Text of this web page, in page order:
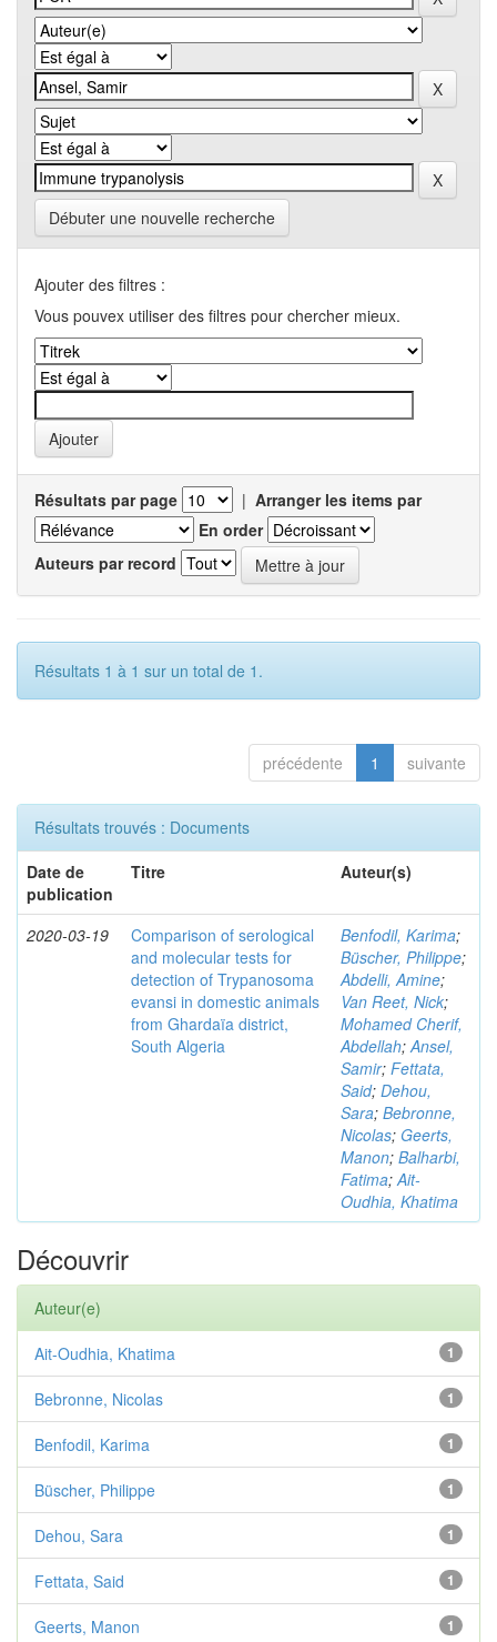
Débuter une nouvelle recherche
Ajouter des filtres :
Vous pouvex utiliser des filtres pour chercher mieux.
Résultats par page | Arranger les items par
En order
Auteurs par record
Résultats 1 à 1 sur un total de 1.
précédente 1 suivante
Résultats trouvés : Documents
Date de
publication
Titre Auteur(s)
2020-03-19
Comparison of serological
and molecular tests for
detection of Trypanosoma
evansi in domestic animals
from Ghardaïa district,
South Algeria
Benfodil, Karima;
Büscher, Philippe;
Abdelli, Amine;
Van Reet, Nick;
Mohamed Cherif,
Abdellah;Ansel,
Samir; Fettata,
Said; Dehou,
Sara; Bebronne,
Nicolas; Geerts,
Manon; Balharbi,
Fatima;Ait-
Oudhia, Khatima
Découvrir
Auteur(e)
1
Ait-Oudhia, Khatima
1
Bebronne, Nicolas
1
Benfodil, Karima
1
Büscher, Philippe
1
Dehou, Sara
1
Fettata, Said
1
Geerts, Manon